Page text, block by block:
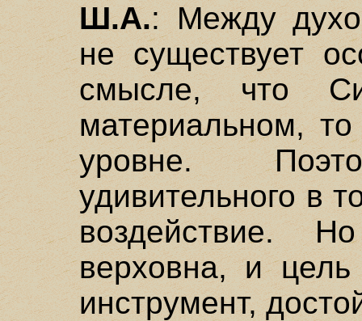
Ш.А.: Между
не существует
смысле, что
материальном,
уровне.
удивительного в
воздействие.
верховна, и
инструмент,